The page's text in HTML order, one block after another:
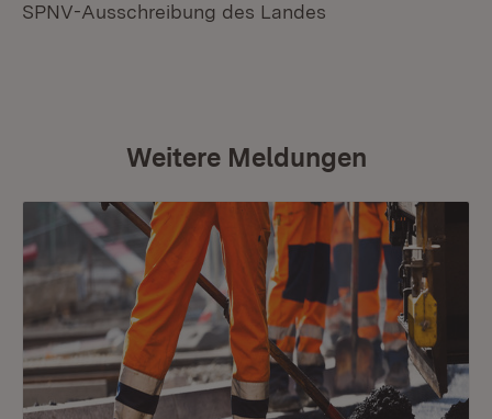
SPNV-Ausschreibung des Landes
Weitere Meldungen